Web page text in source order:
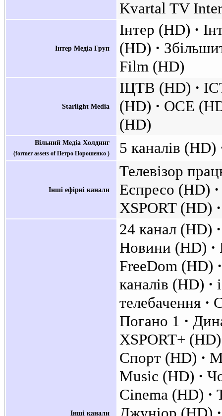
Kvartal TV
Інтер Медіа Груп
Інтер (HD)
(HD)
Film (HD)
Starlight Media
ІЦТВ (HD)
(HD)
OCE
(HD)
Вільний Медіа Холдинг
(former assets of Петро Порошенко ) 5 каналів (HD)
Інші ефірні канали
Телевізор
Еспресо (HD)
XSPORT (HD)
Інші канали
24 канал (HD)
Новини (HD)
FreeDom (HD)
каналів (HD)
телебачення
Погано 1
XSPORT+
Спорт (HD)
Music (HD)
Cinema (HD)